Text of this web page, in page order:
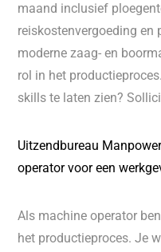
maand inclusief
reiskostenvergoeding en
moderne zaag- en
rol in het
skills te laten zien?
Uitzendbureau
operator voor een
Als machine operator
het productieproces. Je